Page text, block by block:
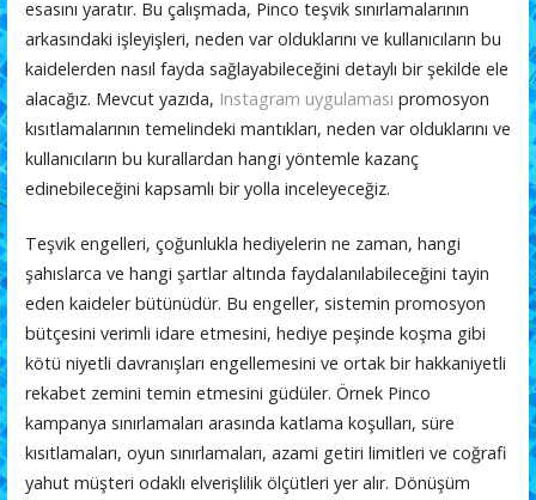
esasını yaratır. Bu çalışmada, Pinco teşvik sınırlamalarının
arkasındaki işleyişleri, neden var olduklarını ve kullanıcıların bu
kaidelerden nasıl fayda sağlayabileceğini detaylı bir şekilde ele
alacağız. Mevcut yazıda, Instagram uygulaması promosyon
kısıtlamalarının temelindeki mantıkları, neden var olduklarını ve
kullanıcıların bu kurallardan hangi yöntemle kazanç
edinebileceğini kapsamlı bir yolla inceleyeceğiz.
Teşvik engelleri, çoğunlukla hediyelerin ne zaman, hangi
şahıslarca ve hangi şartlar altında faydalanılabileceğini tayin
eden kaideler bütünüdür. Bu engeller, sistemin promosyon
bütçesini verimli idare etmesini, hediye peşinde koşma gibi
kötü niyetli davranışları engellemesini ve ortak bir hakkaniyetli
rekabet zemini temin etmesini güdüler. Örnek Pinco
kampanya sınırlamaları arasında katlama koşulları, süre
kısıtlamaları, oyun sınırlamaları, azami getiri limitleri ve coğrafi
yahut müşteri odaklı elverişlilik ölçütleri yer alır. Dönüşüm